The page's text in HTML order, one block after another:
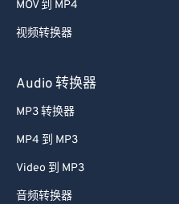
MOV 到 MP4
视频转换器
Audio 转换器
MP3 转换器
MP4 到 MP3
Video 到 MP3
音频转换器